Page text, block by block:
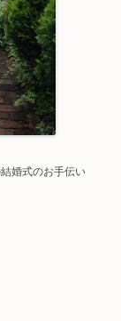
婚式のお手伝い